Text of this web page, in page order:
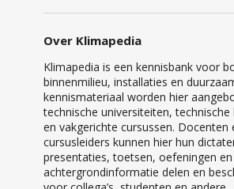
Over Klimapedia
Klimapedia is een kennisbank voor
binnenmilieu, installaties en
kennismateriaal worden hier
technische universiteiten, technische
en vakgerichte cursussen. Docenten
cursusleiders kunnen hier hun
presentaties, toetsen, oefeningen en
achtergrondinformatie delen en